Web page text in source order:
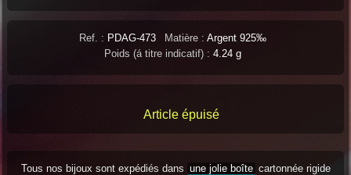
Ref. : PDAG-473 Matière : Argent 925‰
Poids (á titre indicatif) : 4.24 g
Article épuisé
Tous nos bijoux sont expédiés dans une jolie boîte cartonnée rigide